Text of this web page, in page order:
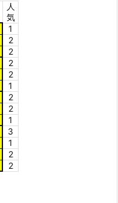
人
気
1
2
2
2
2
1
2
2
1
3
1
2
2